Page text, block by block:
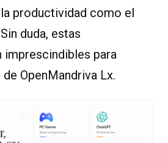
productividad como el
duda, estas
imprescindibles para
OpenMandriva Lx.